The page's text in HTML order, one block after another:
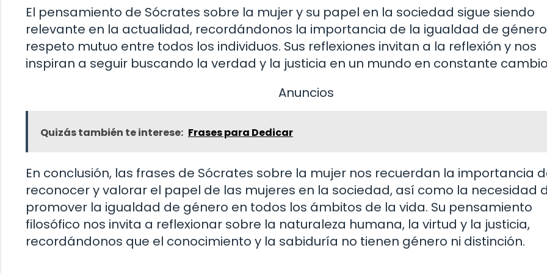
El pensamiento de Sócrates sobre la mujer y su papel en la sociedad sigue siendo
relevante en la actualidad, recordándonos la importancia de la igualdad de
respeto mutuo entre todos los individuos. Sus reflexiones invitan a la reflexión y nos
inspiran a seguir buscando la verdad y la justicia en un mundo en constante
Anuncios
Quizás también te interese: Frases para Dedicar
En conclusión, las frases de Sócrates sobre la mujer nos recuerdan la importancia
reconocer y valorar el papel de las mujeres en la sociedad, así como la necesidad
promover la igualdad de género en todos los ámbitos de la vida. Su pensamiento
filosófico nos invita a reflexionar sobre la naturaleza humana, la virtud y la justicia,
recordándonos que el conocimiento y la sabiduría no tienen género ni distinción.